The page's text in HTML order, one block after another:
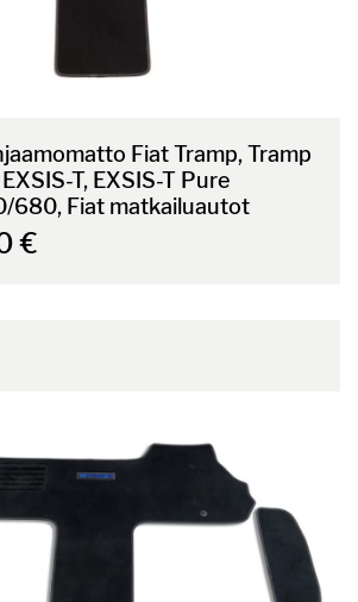
Fiat Tramp, Tramp
T, EXSIS-T Pure
680, Fiat matkailuautot
€